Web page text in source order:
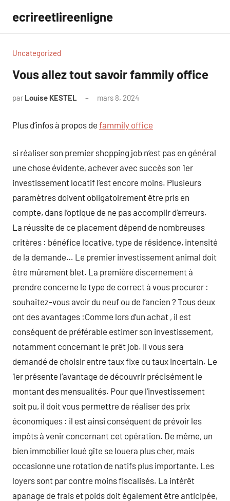
contenu
ecrireetlireenligne
Uncategorized
Vous allez tout savoir fammily office
par Louise KESTEL mars 8, 2024
Plus d’infos à propos de fammily office
si réaliser son premier shopping job n’est pas en général
une chose évidente, achever avec succès son 1er
investissement locatif l’est encore moins. Plusieurs
paramètres doivent obligatoirement être pris en
compte, dans l’optique de ne pas accomplir d’erreurs.
La réussite de ce placement dépend de nombreuses
critères : bénéfice locative, type de résidence, intensité
de la demande… Le premier investissement animal doit
être mûrement blet. La première discernement à
prendre concerne le type de correct à vous procurer :
souhaitez-vous avoir du neuf ou de l’ancien ? Tous deux
ont des avantages :Comme lors d’un achat , il est
conséquent de préférable estimer son investissement,
notamment concernant le prêt job. Il vous sera
demandé de choisir entre taux fixe ou taux incertain. Le
1er présente l’avantage de découvrir précisément le
montant des mensualités. Pour que l’investissement
soit pu, il doit vous permettre de réaliser des prix
économiques : il est ainsi conséquent de prévoir les
impôts à venir concernant cet opération. De même, un
bien immobilier loué gîte se louera plus cher, mais
occasionne une rotation de natifs plus importante. Les
loyers sont par contre moins fiscalisés. La intérêt
apanage de frais et poids doit également être anticipée,